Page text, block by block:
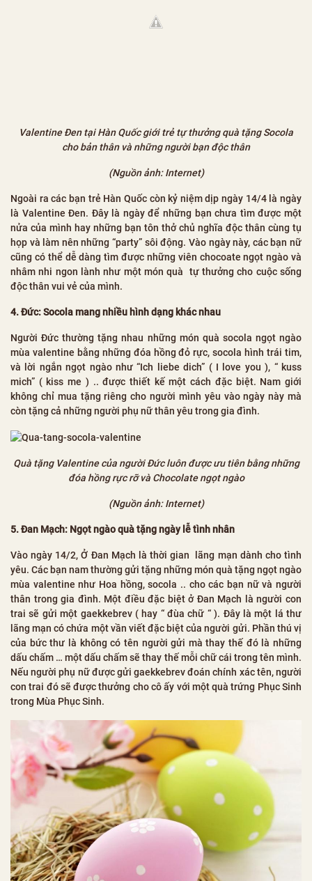
Valentine Đen tại Hàn Quốc giới trẻ tự thưởng quà tặng Socola
cho bản thân và những người bạn độc thân
(Nguồn ảnh: Internet)
Ngoài ra các bạn trẻ Hàn Quốc còn kỷ niệm dịp ngày 14/4 là ngày
là Valentine Đen. Đây là ngày để những bạn chưa tìm được một
nửa của mình hay những bạn tôn thở chủ nghĩa độc thân cùng tụ
họp và làm nên những “party” sôi động. Vào ngày này, các bạn nữ
cũng có thể dễ dàng tìm được những viên chocoate ngọt ngào và
nhâm nhi ngon lành như một món quà tự thưởng cho cuộc sống
độc thân vui vẻ của mình.
4. Đức: Socola mang nhiều hình dạng khác nhau
Người Đức thường tặng nhau những món quà socola ngọt ngào
mùa valentine bằng những đóa hồng đỏ rực, socola hình trái tim,
và lời ngắn ngọt ngào như “Ich liebe dich” ( I love you ), “ kuss
mich” ( kiss me ) .. được thiết kế một cách đặc biệt. Nam giới
không chỉ mua tặng riêng cho người mình yêu vào ngày này mà
còn tặng cả những người phụ nữ thân yêu trong gia đình.
Quà tặng Valentine của người Đức luôn được ưu tiên bằng những
đóa hồng rực rỡ và Chocolate ngọt ngào
(Nguồn ảnh: Internet)
5. Đan Mạch: Ngọt ngào quà tặng ngày lễ tình nhân
Vào ngày 14/2, Ở Đan Mạch là thời gian lãng mạn dành cho tình
yêu. Các bạn nam thường gửi tặng những món quà tặng ngọt ngào
mùa valentine như Hoa hồng, socola .. cho các bạn nữ và người
thân trong gia đình. Một điều đặc biệt ở Đan Mạch là người con
trai sẽ gửi một gaekkebrev ( hay “ đùa chữ “ ). Đây là một lá thư
lãng mạn có chứa một vần viết đặc biệt của người gửi. Phần thú vị
của bức thư là không có tên người gửi mà thay thế đó là những
dấu chấm … một dấu chấm sẽ thay thế mỗi chữ cái trong tên mình.
Nếu người phụ nữ được gửi gaekkebrev đoán chính xác tên, người
con trai đó sẽ được thưởng cho cô ấy với một quà trứng Phục Sinh
trong Mùa Phục Sinh.